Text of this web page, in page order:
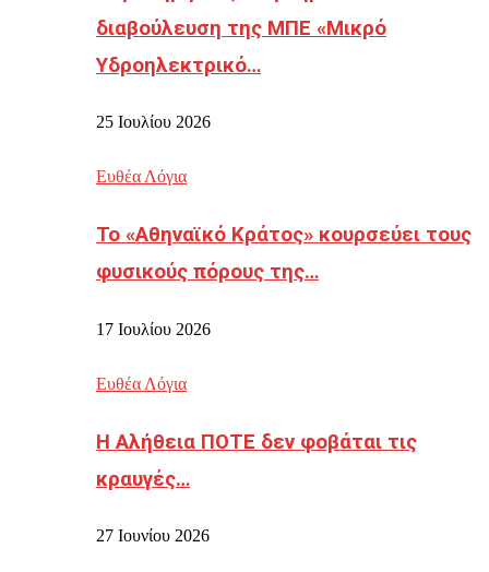
διαβούλευση της ΜΠΕ «Μικρό
Υδροηλεκτρικό…
25 Ιουλίου 2026
Ευθέα Λόγια
Το «Αθηναϊκό Κράτος» κουρσεύει τους
φυσικούς πόρους της…
17 Ιουλίου 2026
Ευθέα Λόγια
Η Αλήθεια ΠΟΤΕ δεν φοβάται τις
κραυγές…
27 Ιουνίου 2026